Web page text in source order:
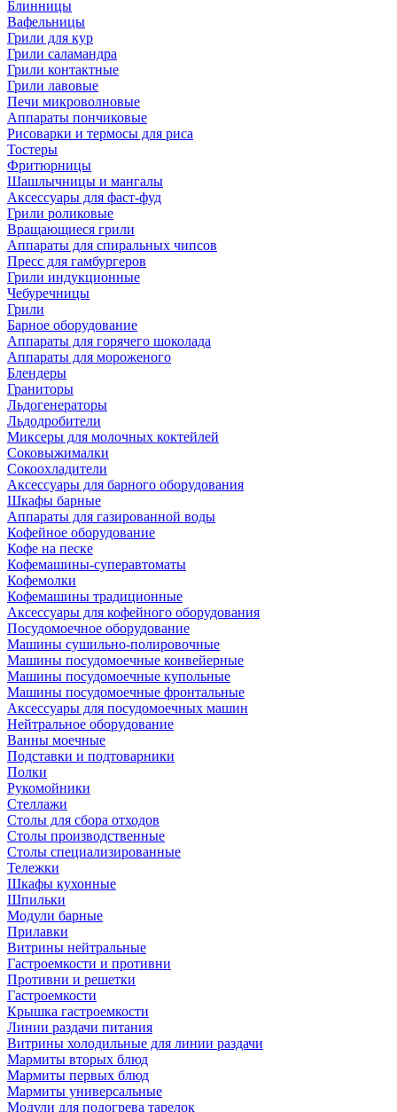
Блинницы
Вафельницы
Грили для кур
Грили саламандра
Грили контактные
Грили лавовые
Печи микроволновые
Аппараты пончиковые
Рисоварки и термосы для риса
Тостеры
Фритюрницы
Шашлычницы и мангалы
Аксессуары для фаст-фуд
Грили роликовые
Вращающиеся грили
Аппараты для спиральных чипсов
Пресс для гамбургеров
Грили индукционные
Чебуречницы
Грили
Барное оборудование
Аппараты для горячего шоколада
Аппараты для мороженого
Блендеры
Граниторы
Льдогенераторы
Льдодробители
Миксеры для молочных коктейлей
Соковыжималки
Сокоохладители
Аксессуары для барного оборудования
Шкафы барные
Аппараты для газированной воды
Кофейное оборудование
Кофе на песке
Кофемашины-суперавтоматы
Кофемолки
Кофемашины традиционные
Аксессуары для кофейного оборудования
Посудомоечное оборудование
Машины сушильно-полировочные
Машины посудомоечные конвейерные
Машины посудомоечные купольные
Машины посудомоечные фронтальные
Аксессуары для посудомоечных машин
Нейтральное оборудование
Ванны моечные
Подставки и подтоварники
Полки
Рукомойники
Стеллажи
Столы для сбора отходов
Столы производственные
Столы специализированные
Тележки
Шкафы кухонные
Шпильки
Модули барные
Прилавки
Витрины нейтральные
Гастроемкости и противни
Противни и решетки
Гастроемкости
Крышка гастроемкости
Линии раздачи питания
Витрины холодильные для линии раздачи
Мармиты вторых блюд
Мармиты первых блюд
Мармиты универсальные
Модули для подогрева тарелок